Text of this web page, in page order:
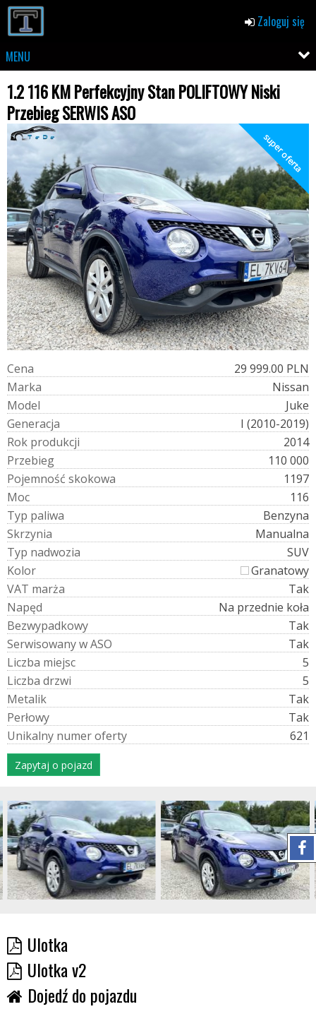
Zaloguj się
MENU
1.2 116 KM Perfekcyjny Stan POLIFTOWY Niski
Przebieg SERWIS ASO
super oferta
Cena
29 999.00 PLN
Marka
Nissan
Model
Juke
Generacja
I (2010-2019)
Rok produkcji
2014
Przebieg
110 000
Pojemność skokowa
1197
Moc
116
Typ paliwa
Benzyna
Skrzynia
Manualna
Typ nadwozia
SUV
Kolor
Granatowy
VAT marża
Tak
Napęd
Na przednie koła
Bezwypadkowy
Tak
SerwisowanywASO
Tak
Liczba miejsc
5
Liczba drzwi
5
Metalik
Tak
Perłowy
Tak
Unikalny numeroferty 621
Zapytaj o pojazd
Ulotka
Ulotka v2
Dojedź do pojazdu